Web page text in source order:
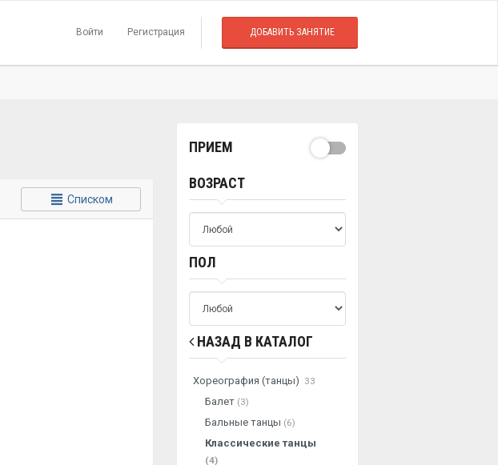
Войти Регистрация ДОБАВИТЬ ЗАНЯТИЕ
Списком
ПРИЕМ
ВОЗРАСТ
ПОЛ
НАЗАД В КАТАЛОГ
Хореография (танцы) 33
Балет (3)
Бальные танцы (6)
Классические танцы
(4)